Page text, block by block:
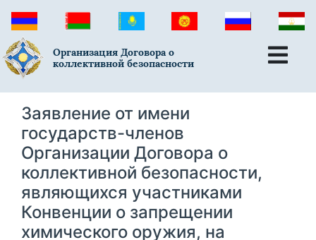
Организация Договора о
коллективной безопасности
Заявление от имени
государств-членов
Организации Договора о
коллективной безопасности,
являющихся участниками
Конвенции о запрещении
химического оружия, на